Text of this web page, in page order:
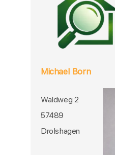
Michael Born
Waldweg 2
57489
Drolshagen